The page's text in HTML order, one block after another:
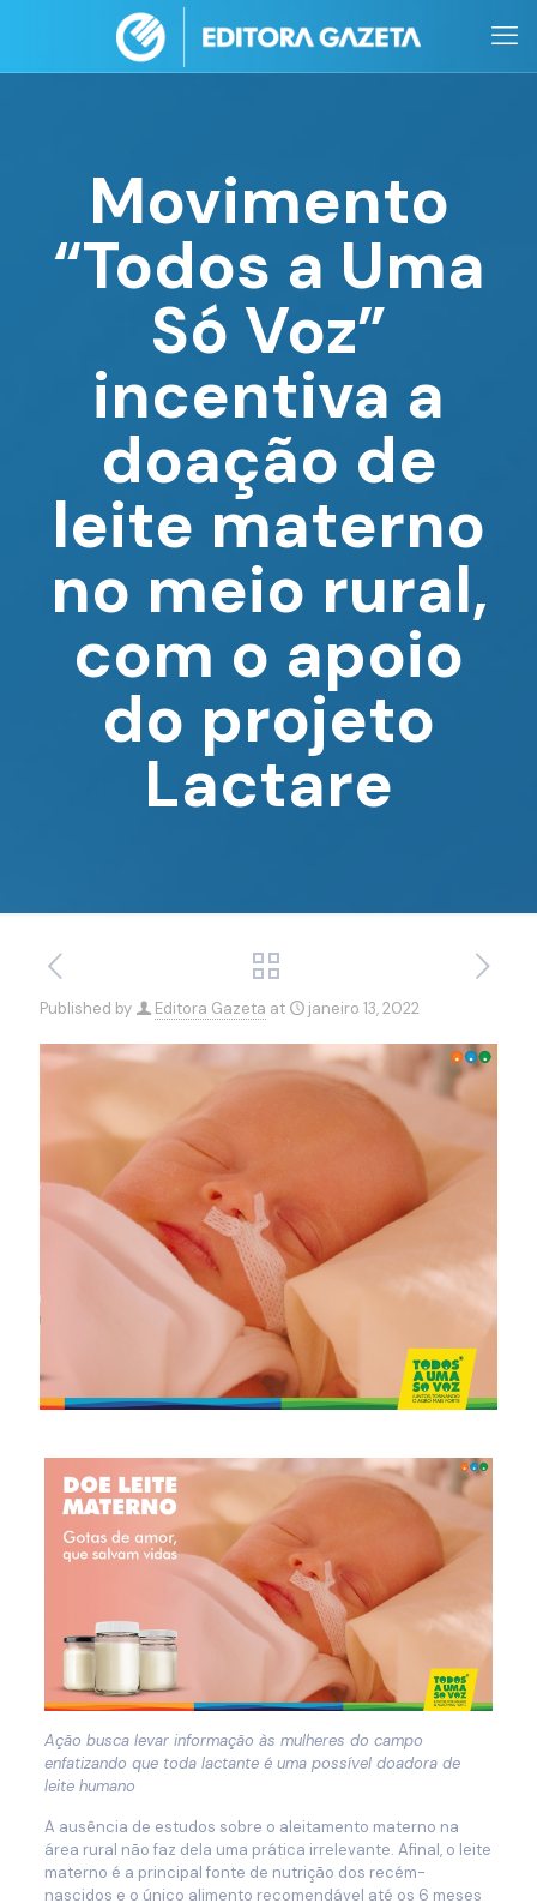
Movimento
“Todos a Uma
Só Voz”
incentiva a
doação de
leite materno
no meio rural,
com o apoio
do projeto
Lactare
Published by Editora Gazeta at janeiro 13, 2022
Ação busca levar informação às mulheres do campo
enfatizando que toda lactante é uma possível doadora de
leite humano
A ausência de estudos sobre o aleitamento materno na
área rural não faz dela uma prática irrelevante. Afinal, o leite
materno é a principal fonte de nutrição dos recém-
nascidos e o único alimento recomendável até os 6 meses